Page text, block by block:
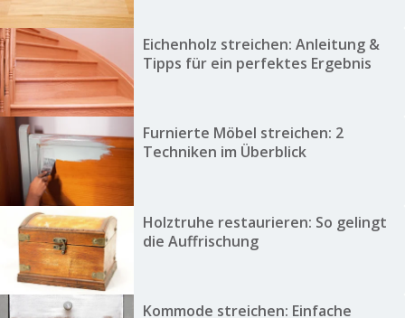
Eichenholz streichen: Anleitung &
Tipps für ein perfektes Ergebnis
Furnierte Möbel streichen: 2
Techniken im Überblick
Holztruhe restaurieren: So gelingt
die Auffrischung
Kommode streichen: Einfache